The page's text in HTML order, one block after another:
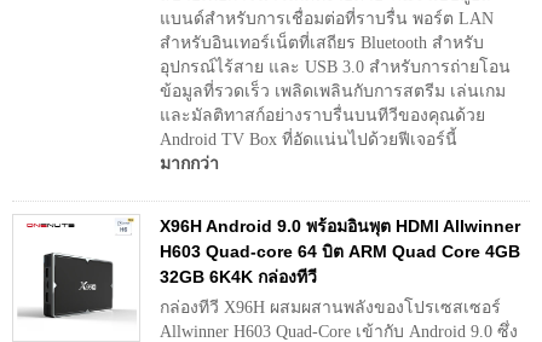
แบนด์สำหรับการเชื่อมต่อที่ราบรื่น พอร์ต LAN
สำหรับอินเทอร์เน็ตที่เสถียร Bluetooth สำหรับ
อุปกรณ์ไร้สาย และ USB 3.0 สำหรับการถ่ายโอน
ข้อมูลที่รวดเร็ว เพลิดเพลินกับการสตรีม เล่นเกม
และมัลติทาสก์อย่างราบรื่นบนทีวีของคุณด้วย
Android TV Box ที่อัดแน่นไปด้วยฟีเจอร์นี้
มากกว่า
X96H Android 9.0 พร้อมอินพุต HDMI Allwinner
H603 Quad-core 64 บิต ARM Quad Core 4GB
32GB 6K4K กล่องทีวี
กล่องทีวี X96H ผสมผสานพลังของโปรเซสเซอร์
Allwinner H603 Quad-Core เข้ากับ Android 9.0 ซึ่ง